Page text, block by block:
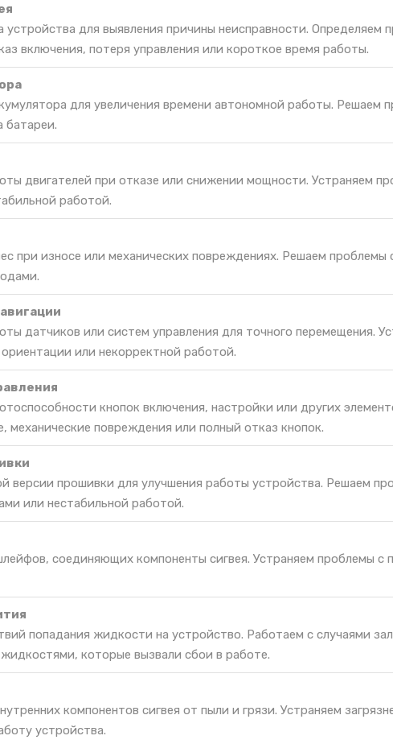
устройства для выявления причины неисправности. Определяем
включения, потеря управления или короткое время работы.
для увеличения времени автономной работы. Решаем
батареи.
двигателей при отказе или снижении мощности. Устраняем
работой.
при износе или механических повреждениях. Решаем проблемы
датчиков или систем управления для точного перемещения.
или некорректной работой.
кнопок включения, настройки или других
механические повреждения или полный отказ кнопок.
версии прошивки для улучшения работы устройства. Решаем
или нестабильной работой.
соединяющих компоненты сигвея. Устраняем проблемы с
попадания жидкости на устройство. Работаем с случаями
которые вызвали сбои в работе.
компонентов сигвея от пыли и грязи. Устраняем
устройства.